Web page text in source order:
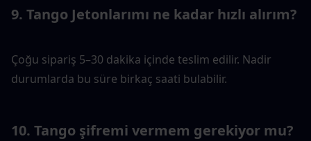
9. Tango Jetonlarımı ne kadar hızlı alırım?
Çoğu sipariş 5–30 dakika içinde teslim edilir. Nadir
durumlarda bu süre birkaç saati bulabilir.
10. Tango şifremi vermem gerekiyor mu?